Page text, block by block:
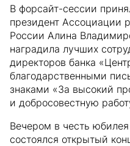
В форсайт-сессии
президент Ассоциации
России Алина
наградила лучших
директоров банка
благодарственными
знаками «За высокий
и добросовестную
Вечером в честь
состоялся открытый